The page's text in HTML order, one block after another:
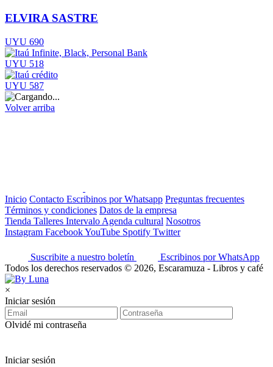
ELVIRA SASTRE
UYU 690
UYU 518
UYU 587
Volver arriba
Inicio Contacto Escribinos por Whatsapp Preguntas frecuentes
Términos y condiciones Datos de la empresa
Tienda Talleres Intervalo Agenda cultural Nosotros
Instagram FacebookYouTube Spotify Twitter
Suscribite a nuestro boletín
Escribinos por WhatsApp
Todos los derechos reservados © 2026, Escaramuza - Libros y café
×
Iniciar sesión
Olvidé mi contraseña
Iniciar sesión